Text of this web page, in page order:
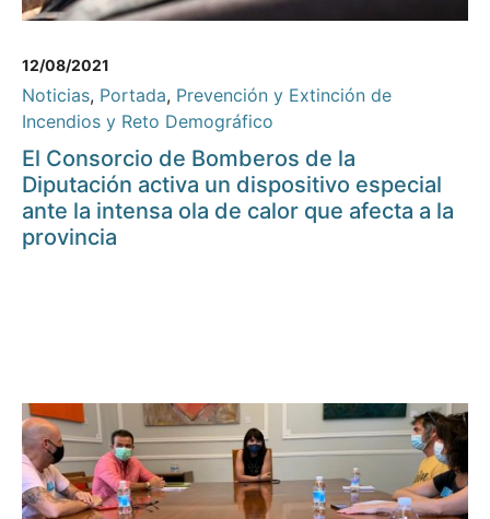
12/08/2021
Noticias, Portada, Prevención y Extinción de
Incendios y Reto Demográfico
El Consorcio de Bomberos de la
Diputación activa un dispositivo especial
ante la intensa ola de calor que afecta a la
provincia